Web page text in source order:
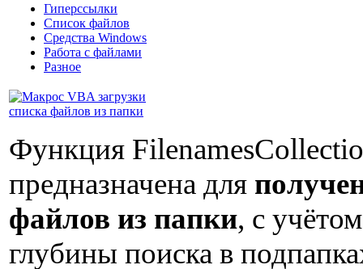
Гиперссылки
Список файлов
Средства Windows
Работа с файлами
Разное
Функция
предназначена для
файлов из папки, с
глубины поиска в